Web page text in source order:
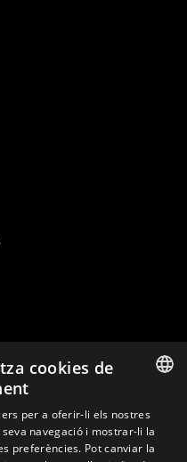
ENGLISH
cookies de
per a oferir-li els nostres
navegació i mostrar-li la
preferències. Pot canviar la